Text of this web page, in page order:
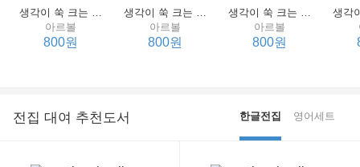
생각이 쑥 크는 세계 명작 4 : 언어 편
아르볼
800원
생각이 쑥 크는 세계 명작 3 : 언어 편
아르볼
800원
생각이 쑥 크는 세계 명작 2 : 언어 편
아르볼
800원
전집 대여 추천도서 한글전집 영어세트